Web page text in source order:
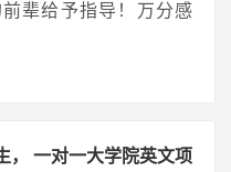
辈给予指导！万分感
， 一对一大学院英文项